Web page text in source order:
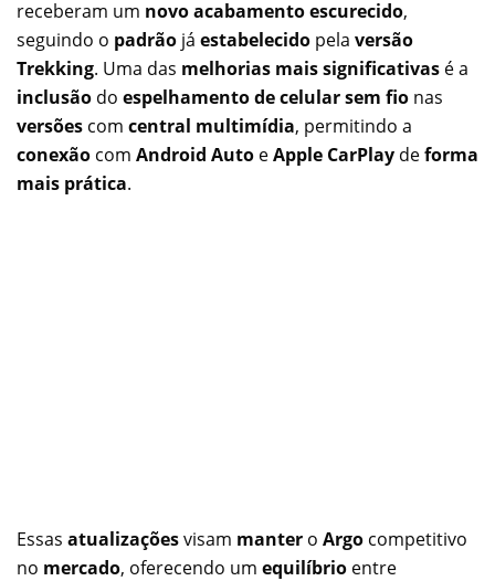
receberam um novo acabamento escurecido,
seguindo o padrão já estabelecido pela versão
Trekking. Uma das melhorias mais significativas é a
inclusão do espelhamento de celular sem fio nas
versões com central multimídia, permitindo a
conexão com Android Auto eApple CarPlay deforma
mais prática.
Essas atualizaçõesvisam manter o Argo competitivo
no mercado, oferecendo um equilíbrio entre